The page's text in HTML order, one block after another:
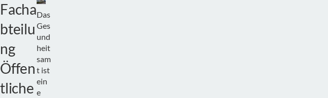
Facha
bteilu
ng
Öffen
tliche
Das
Ges
und
heit
sam
t ist
ein
e